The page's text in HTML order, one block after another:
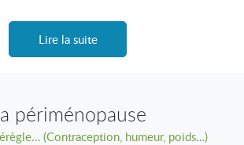
Lire la suite
périménopause
(Contraception, humeur, poids…)